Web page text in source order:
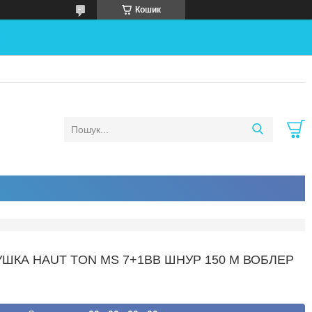
Кошик
HAUT TON MS 7+1BB ШНУР 150 М ВОБЛЕР